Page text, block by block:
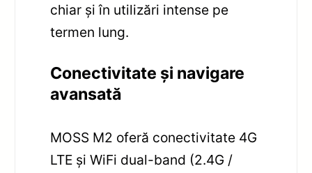
chiar și în utilizări intense pe
termen lung.
Conectivitate și navigare
avansată
MOSS M2 oferă conectivitate 4G
LTE și WiFi dual-band (2.4G /